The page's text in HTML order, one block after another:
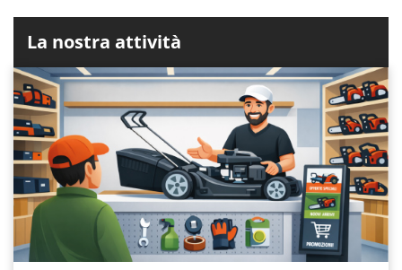
La nostra attività